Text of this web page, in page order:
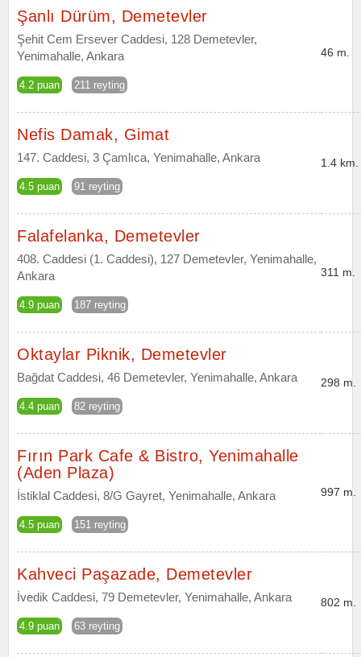
Şanlı Dürüm, Demetevler
Şehit Cem Ersever Caddesi, 128 Demetevler,
Yenimahalle, Ankara
4.2 puan 211 reyting
46 m.
Nefis Damak, Gimat
147. Caddesi, 3 Çamlıca, Yenimahalle, Ankara
4.5 puan 91 reyting
1.4 km.
Falafelanka, Demetevler
408. Caddesi (1. Caddesi), 127 Demetevler, Yenimahalle,
Ankara
4.9 puan 187 reyting
311 m.
Oktaylar Piknik, Demetevler
Bağdat Caddesi, 46 Demetevler, Yenimahalle, Ankara
4.4 puan 82 reyting
298 m.
Fırın Park Cafe & Bistro, Yenimahalle
(Aden Plaza)
İstiklal Caddesi, 8/G Gayret, Yenimahalle, Ankara
4.5 puan 151 reyting
997 m.
Kahveci Paşazade, Demetevler
İvedik Caddesi, 79 Demetevler, Yenimahalle, Ankara
4.9 puan 63 reyting
802 m.